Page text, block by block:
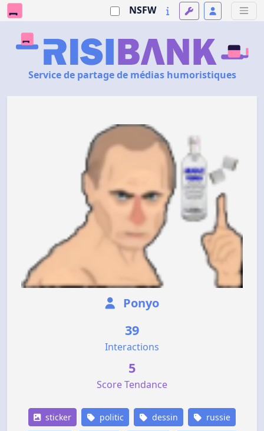
NSFW
Service de partage de médias humoristiques
Ponyo
39
Interactions
5
Score Tendance
sticker politic dessin russie